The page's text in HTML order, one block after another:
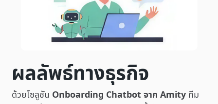
ผลลัพธ์ทางธุรกิจ
ด้วยโซลูชัน Onboarding Chatbot จาก Amity ทีม